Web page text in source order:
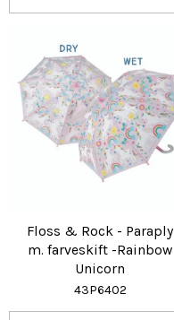
Floss & Rock - Paraply
m. farveskift -Rainbow
Unicorn
43P6402